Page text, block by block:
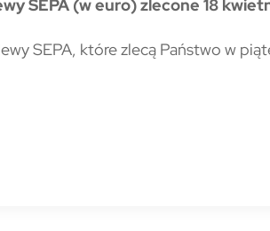
SEPA (w euro) zlecone 18
SEPA, które zlecą Państwo w